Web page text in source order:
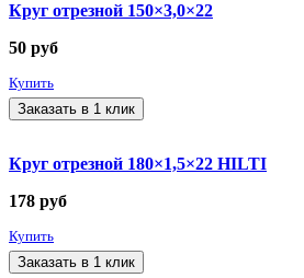
Круг отрезной 150×3,0×22
50 руб
Купить
Заказать в 1 клик
Круг отрезной 180×1,5×22 HILTI
178 руб
Купить
Заказать в 1 клик